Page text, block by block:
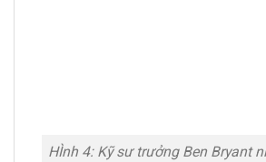
HÌnh 4: Kỹ sư trưởng Ben Bryant